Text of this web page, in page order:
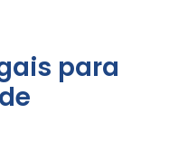
para